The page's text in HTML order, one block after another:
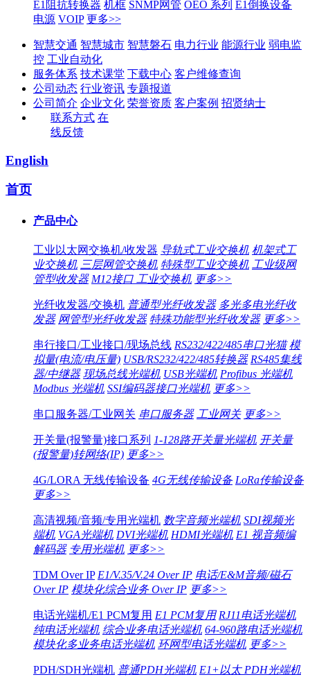
E1阻抗转换器 机框 SNMP网管 OEO 系列 E1倒换设备
电源 VOIP 更多>>
智慧交通 智慧城市 智慧磐石 电力行业 能源行业 弱电监
控 工业自动化
服务体系 技术课堂 下载中心 客户维修查询
公司动态 行业资讯 专题报道
公司简介 企业文化 荣誉资质 客户案例 招贤纳士
联系方式 在
线反馈
English
首页
产品中心
工业以太网交换机/收发器 导轨式工业交换机 机架式工
业交换机 三层网管交换机 特殊型工业交换机 工业级网
管型收发器 M12接口 工业交换机 更多>>
光纤收发器/交换机 普通型光纤收发器 多光多电光纤收
发器 网管型光纤收发器 特殊功能型光纤收发器 更多>>
串行接口/工业接口/现场总线 RS232/422/485串口光猫 模
拟量(电流/电压量) USB/RS232/422/485转换器 RS485集线
器/中继器 现场总线光端机 USB光端机 Profibus 光端机
Modbus 光端机 SSI编码器接口光端机 更多>>
串口服务器/工业网关 串口服务器 工业网关 更多>>
开关量(报警量)接口系列 1-128路开关量光端机 开关量
(报警量)转网络(IP) 更多>>
4G/LORA 无线传输设备 4G无线传输设备 LoRa传输设备
更多>>
高清视频/音频/专用光端机 数字音频光端机 SDI视频光
端机 VGA光端机 DVI光端机 HDMI光端机 E1 视音频编
解码器 专用光端机 更多>>
TDM Over IP E1/V.35/V.24 Over IP 电话/E&M音频/磁石
Over IP 模块化综合业务 Over IP 更多>>
电话光端机/E1 PCM复用 E1 PCM复用 RJ11电话光端机
纯电话光端机 综合业务电话光端机 64-960路电话光端机
模块化多业务电话光端机 环网型电话光端机 更多>>
PDH/SDH光端机 普通PDH光端机 E1+以太 PDH光端机